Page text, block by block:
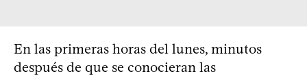
En las primeras horas del lunes, minutos
después de que se conocieran las